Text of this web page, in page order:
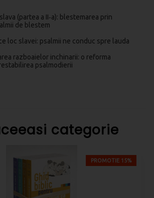
(partea a II‑a): blestemarea prin
de blestem
loc slavei: psalmii ne conduc spre lauda
razboaielor inchinarii: o reforma
psalmodierii
categorie
PROMOTIE 15%